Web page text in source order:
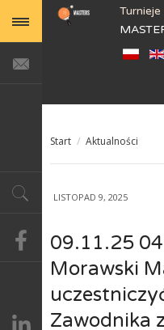
Start / Aktualności
LISTOPAD 9, 2025
09.11.25
Morawski
Zawodnika